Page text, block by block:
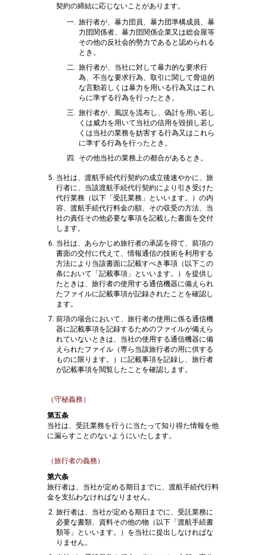
契約の締結に応じないことがあります。
旅行者が、暴力団員、暴力団準構成員、暴
力団関係者、暴力団関係企業又は総会屋等
その他の反社会的勢力であると認められる
とき。
旅行者が、当社に対して暴力的な要求行
為、不当な要求行為、取引に関して脅迫的
な言動若しくは暴力を用いる行為又はこれ
らに準ずる行為を行ったとき。
旅行者が、風説を流布し、偽計を用い若し
くは威力を用いて当社の信用を毀損し若し
くは当社の業務を妨害する行為又はこれら
に準ずる行為を行ったとき。
その他当社の業務上の都合があるとき。
当社は、渡航手続代行契約の成立後速やかに、旅
行者に、当該渡航手続代行契約により引き受けた
代行業務（以下「受託業務」といいます。）の内
容、渡航手続代行料金の額、その収受の方法、当
社の責任その他必要な事項を記載した書面を交付
します。
当社は、あらかじめ旅行者の承諾を得て、前項の
書面の交付に代えて、情報通信の技術を利用する
方法により当該書面に記載すべき事項（以下この
条において「記載事項」といいます。）を提供し
たときは、旅行者の使用する通信機器に備えられ
たファイルに記載事項が記録されたことを確認し
ます。
前項の場合において、旅行者の使用に係る通信機
器に記載事項を記録するためのファイルが備えら
れていないときは、当社の使用する通信機器に備
えられたファイル（専ら当該旅行者の用に供する
ものに限ります。）に記載事項を記録し、旅行者
が記載事項を閲覧したことを確認します。
（守秘義務）
第五条
当社は、受託業務を行うに当たって知り得た情報を他
に漏らすことのないようにいたします。
（旅行者の義務）
第六条
旅行者は、当社が定める期日までに、渡航手続代行料
金を支払わなければなりません。
旅行者は、当社が定める期日までに、受託業務に
必要な書類、資料その他の物（以下「渡航手続書
類等」といいます。）を当社に提出しなければな
りません。